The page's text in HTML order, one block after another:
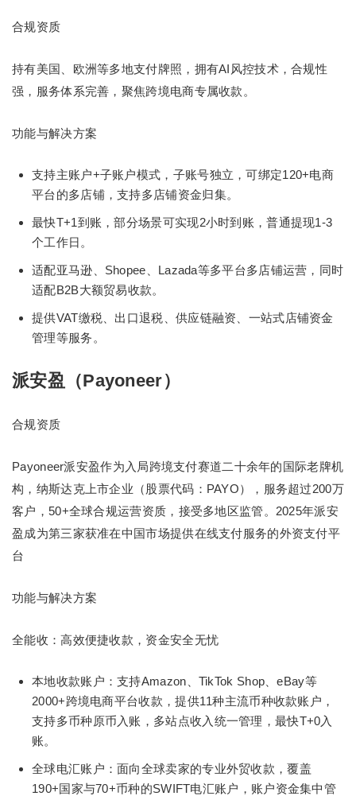
合规资质
持有美国、欧洲等多地支付牌照，拥有AI风控技术，合规性
强，服务体系完善，聚焦跨境电商专属收款。
功能与解决方案
支持主账户+子账户模式，子账号独立，可绑定120+电商
平台的多店铺，支持多店铺资金归集。
最快T+1到账，部分场景可实现2小时到账，普通提现1-3
个工作日。
适配亚马逊、Shopee、Lazada等多平台多店铺运营，同时
适配B2B大额贸易收款。
提供VAT缴税、出口退税、供应链融资、一站式店铺资金
管理等服务。
派安盈（Payoneer）
合规资质
Payoneer派安盈作为入局跨境支付赛道二十余年的国际老牌机
构，纳斯达克上市企业（股票代码：PAYO），服务超过200万
客户，50+全球合规运营资质，接受多地区监管。2025年派安
盈成为第三家获准在中国市场提供在线支付服务的外资支付平
台
功能与解决方案
全能收：高效便捷收款，资金安全无忧
本地收款账户：支持Amazon、TikTok Shop、eBay等
2000+跨境电商平台收款，提供11种主流币种收款账户，
支持多币种原币入账，多站点收入统一管理，最快T+0入
账。
全球电汇账户：面向全球卖家的专业外贸收款，覆盖
190+国家与70+币种的SWIFT电汇账户，账户资金集中管